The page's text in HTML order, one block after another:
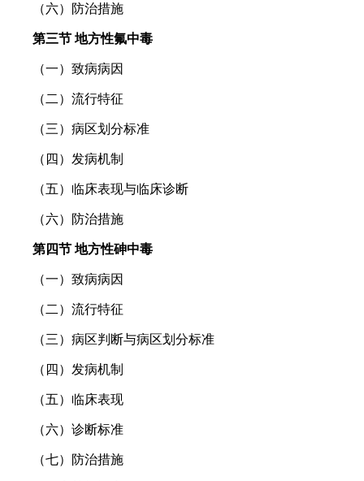
（六）防治措施
第三节 地方性氟中毒
（一）致病病因
（二）流行特征
（三）病区划分标准
（四）发病机制
（五）临床表现与临床诊断
（六）防治措施
第四节 地方性砷中毒
（一）致病病因
（二）流行特征
（三）病区判断与病区划分标准
（四）发病机制
（五）临床表现
（六）诊断标准
（七）防治措施